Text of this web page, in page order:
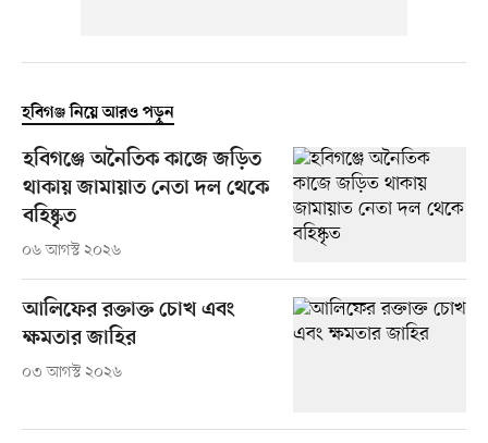
হবিগঞ্জ নিয়ে আরও পড়ুন
হবিগঞ্জে অনৈতিক কাজে জড়িত
থাকায় জামায়াত নেতা দল থেকে
বহিষ্কৃত
০৬ আগস্ট ২০২৬
আলিফের রক্তাক্ত চোখ এবং
ক্ষমতার জাহির
০৩ আগস্ট ২০২৬